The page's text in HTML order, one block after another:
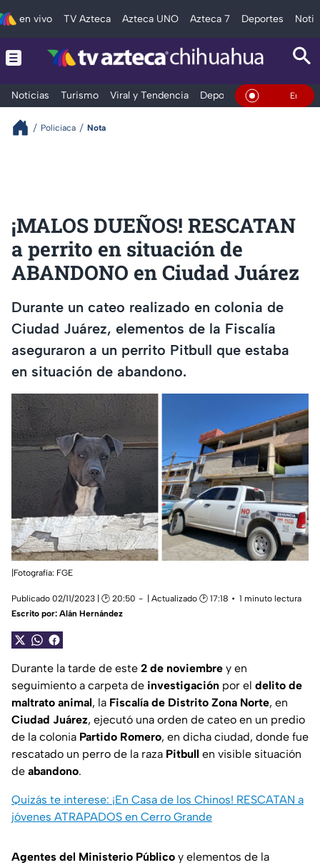
en vivo TV Azteca Azteca UNO Azteca 7 Deportes
Noticias Turismo Viral y Tendencia Deportes Espectáculos
En Vivo
Policiaca Nota
¡MALOS DUEÑOS! RESCATAN
a perrito en situación de
ABANDONO en Ciudad Juárez
Durante un cateo realizado en colonia de
Ciudad Juárez, elementos de la Fiscalía
aseguraron a un perrito Pitbull que estaba
en situación de abandono.
|Fotografía: FGE
Publicado 02/11/2023 | 🕑 20:50 | Actualizado 🕑 17:18
1 minuto lectura
Escrito por: Alán Hernández
Durante la tarde de este 2 de noviembre y en
seguimiento a carpeta de investigación por el delito de
maltrato animal, la Fiscalía de Distrito Zona Norte, en
Ciudad Juárez, ejecutó una orden de cateo en un predio
de la colonia Partido Romero, en dicha ciudad, donde fue
rescatado un perro de la raza Pitbull en visible situación
de abandono.
Quizás te interese: ¡En Casa de los Chinos! RESCATAN a
jóvenes ATRAPADOS en Cerro Grande
Agentes del Ministerio Público y elementos de la